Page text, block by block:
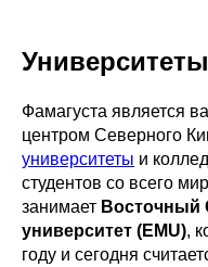
Фамагуста является
центром Северного
университеты и
студентов со всего
занимает Восточный
университет (EMU),
году и сегодня